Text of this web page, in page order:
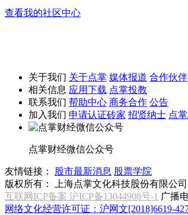
查看我的社区中心
关于我们 关于点掌 媒体报道 合作伙伴
相关信息 应用下载 点掌投教
联系我们 帮助中心 商务合作 公告
加入我们 申请认证砖家 招贤纳士 点
点掌财经微信公众号
友情链接： 股市最新消息 股票学院
版权所有：
上海点掌文化科技股份有限公司
互联网ICP备案 沪ICP备13044908号-1 广播
网络文化经营许可证：沪网文[2018]6619-